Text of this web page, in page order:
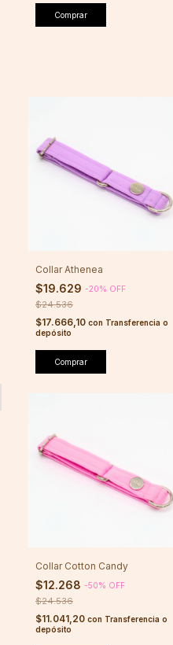
Comprar
Collar Athenea
$19.629 -20% OFF
$24.536
$17.666,10 con Transferencia o
depósito
Comprar
Collar Cotton Candy
$12.268 -50% OFF
$24.536
$11.041,20 con Transferencia o
depósito